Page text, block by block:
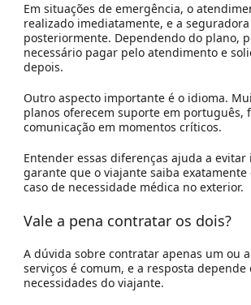
Em situações de emergência, o
realizado imediatamente, e a
posteriormente. Dependendo do plano,
necessário pagar pelo atendimento e
depois.
Outro aspecto importante é o idioma.
planos oferecem suporte em português,
comunicação em momentos críticos.
Entender essas diferenças ajuda a evitar
garante que o viajante saiba exatamente
caso de necessidade médica no exterior.
Vale a pena contratar os dois?
A dúvida sobre contratar apenas um ou
serviços é comum, e a resposta depende
necessidades do viajante.